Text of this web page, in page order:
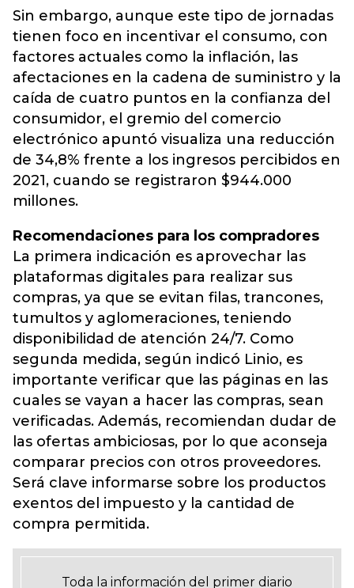
Sin embargo, aunque este tipo de jornadas
tienen foco en incentivar el consumo, con
factores actuales como la inflación, las
afectaciones en la cadena de suministro y la
caída de cuatro puntos en la confianza del
consumidor, el gremio del comercio
electrónico apuntó visualiza una reducción
de 34,8% frente a los ingresos percibidos en
2021, cuando se registraron $944.000
millones.
Recomendaciones para los compradores
La primera indicación es aprovechar las
plataformas digitales para realizar sus
compras, ya que se evitan filas, trancones,
tumultos y aglomeraciones, teniendo
disponibilidad de atención 24/7. Como
segunda medida, según indicó Linio, es
importante verificar que las páginas en las
cuales se vayan a hacer las compras, sean
verificadas. Además, recomiendan dudar de
las ofertas ambiciosas, por lo que aconseja
comparar precios con otros proveedores.
Será clave informarse sobre los productos
exentos del impuesto y la cantidad de
compra permitida.
Toda la información del primer diario